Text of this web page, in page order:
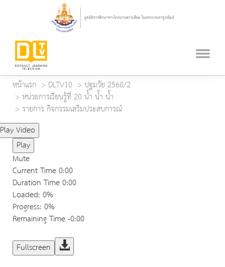
หน้าแรก DLTV10
ปฐมวัย 2568/2
หน่วยการเรียนรู้ที่ 20 น้ำ น้ำ น้ำ
รายการ กิจกรรมเสริมประสบการณ์
Play Video
Play
Mute
Current Time0:00
Duration Time0:00
Loaded: 0%
Progress: 0%
Remaining Time-0:00
Fullscreen